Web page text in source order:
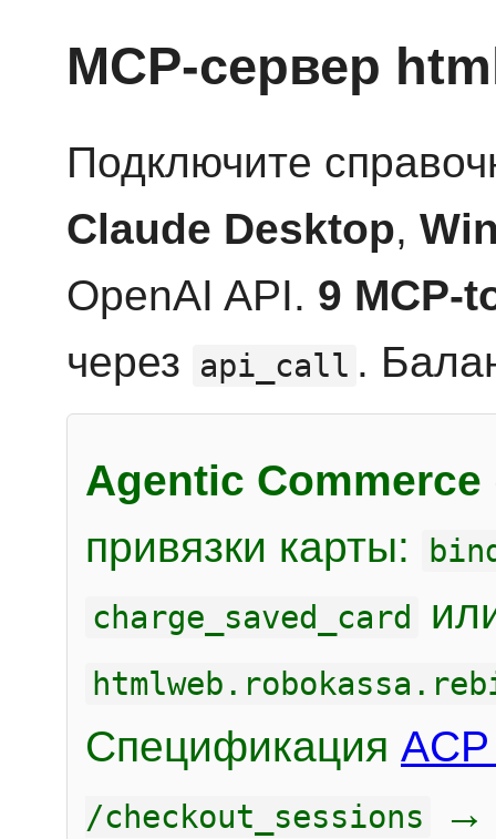
MCP-сервер
Подключите
Claude Desktop,
OpenAI API. 9 MCP-
через api_call .
Agentic Commerce
привязки карты:
charge_saved_card
Спецификация
/checkout_sessions